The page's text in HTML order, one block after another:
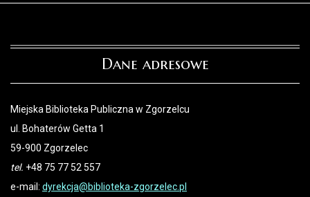
Dane adresowe
Miejska Biblioteka Publiczna w Zgorzelcu
ul. Bohaterów Getta 1
59-900 Zgorzelec
tel. +48 75 77 52 557
e-mail: dyrekcja@biblioteka-zgorzelec.pl